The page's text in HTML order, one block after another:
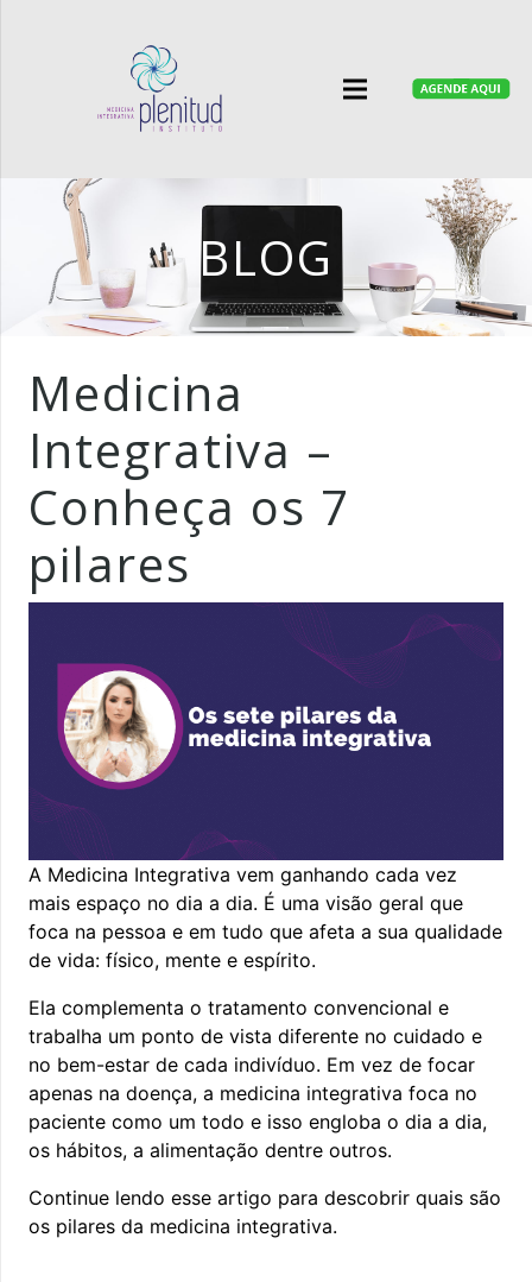
BLOG
Medicina
Integrativa –
Conheça os 7
pilares
A Medicina Integrativa vem ganhando cada vez
mais espaço no dia a dia. É uma visão geral que
foca na pessoa e em tudo que afeta a sua qualidade
de vida: físico, mente e espírito.
Ela complementa o tratamento convencional e
trabalha um ponto de vista diferente no cuidado e
no bem-estar de cada indivíduo. Em vez de focar
apenas na doença, a medicina integrativa foca no
paciente como um todo e isso engloba o dia a dia,
os hábitos, a alimentação dentre outros.
Continue lendo esse artigo para descobrir quais são
os pilares da medicina integrativa.